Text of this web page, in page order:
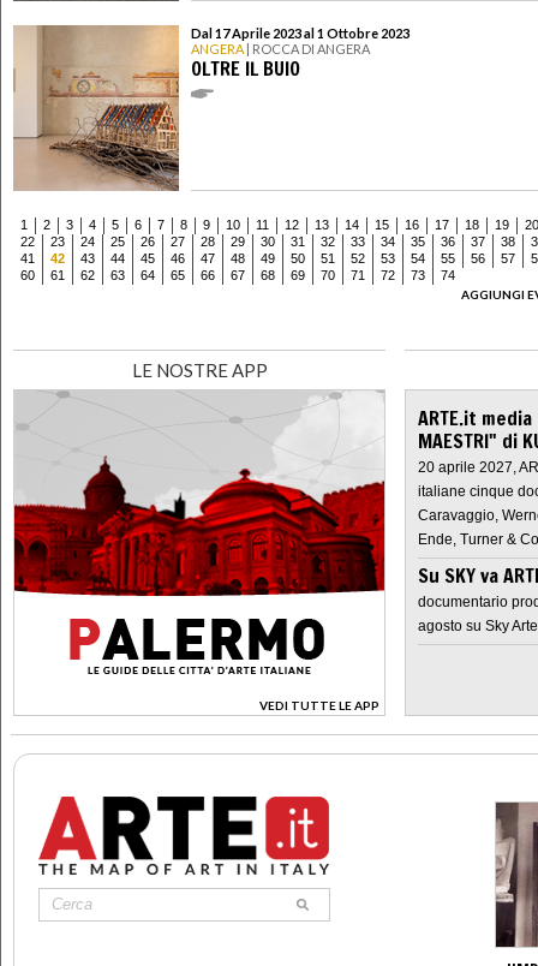
Dal 17 Aprile 2023 al 1 Ottobre 2023
ANGERA | ROCCA DI ANGERA
OLTRE IL BUIO
1 2 3 4 5 6 7 8 9 10 11 12 13 14 15 16 17 18 19
20
22
23 24 25 26 27 28 29 30 31 32 33 34 35 36 37 38
41
42 43 44 45 46 47 48 49 50 51 52 53 54 55 56 57
60
61 62 63 64 65 66 67 68 69 70 71 72 73
74
AGGIUNGI
LE NOSTRE APP
VEDI TUTTE LE APP
>
ARTE.it
MAESTRI" di
20 aprile 2027,
italiane cinque
Caravaggio,
Ende, Turner &
Su SKY va
documentario
agosto su Sky Arte